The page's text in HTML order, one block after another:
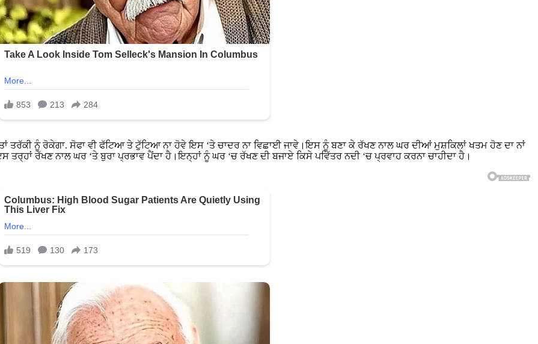
ਤਰੱਕੀ ਨੂੰ ਰੋਕੇਗਾ. ਸੋਫਾ ਵੀ ਫੱਟਿਆ ਤੇ ਟੁੱਟਿਆ ਨਾ ਹੋਵੇ ਇਸ ‘ਤੇ ਚਾਦਰ ਨਾ ਵਿਛਾਈ ਜਾਵੇ।ਇਸ ਨੂੰ ਬਣਾ ਕੇ ਰੱਖਣ ਨਾਲ ਘਰ ਦੀਆਂ ਮੁਸ਼ਕਿਲਾਂ ਖਤਮ ਹੋਣ ਦਾ ਨਾਂ
ਰੱਖਣ ਨਾਲ ਘਰ ‘ਤੇ ਬੁਰਾ ਪ੍ਰਭਾਵ ਪੈਂਦਾ ਹੈ।ਇਨ੍ਹਾਂ ਨੂੰ ਘਰ ‘ਚ ਰੱਖਣ ਦੀ ਬਜਾਏ ਕਿਸੇ ਪਵਿੱਤਰ ਨਦੀ ‘ਚ ਪ੍ਰਵਾਹ ਕਰਨਾ ਚਾਹੀਦਾ ਹੈ।